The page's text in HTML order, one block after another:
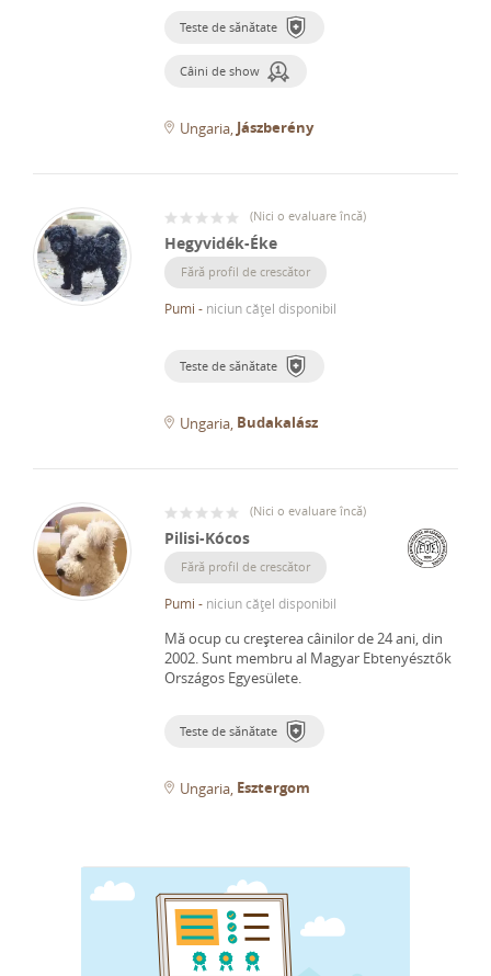
Teste de sănătate
Câini de show
Ungaria Jászberény
(Nici o evaluare încă)
Hegyvidék-Éke
Fără profil de crescător
Pumi - niciun cățel disponibil
Teste de sănătate
Ungaria Budakalász
(Nici o evaluare încă)
Pilisi-Kócos
Fără profil de crescător
Pumi - niciun cățel disponibil
Mă ocup cu creșterea câinilor de 24 ani, din
2002.Sunt membru al Magyar Ebtenyésztők
Országos Egyesülete.
Teste de sănătate
Ungaria Esztergom